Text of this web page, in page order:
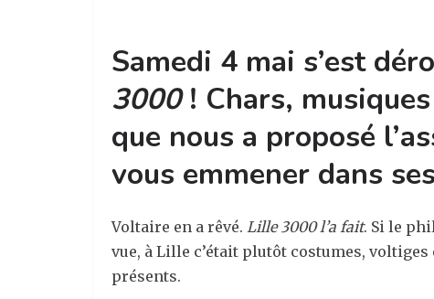
Samedi 4 mai s’est
3000! Chars,
que nous a proposé
vous emmener dans
Voltaire en a rêvé. Lille 3000 l’a fait. Si le
vue, à Lille c’était plutôt costumes,
présents.